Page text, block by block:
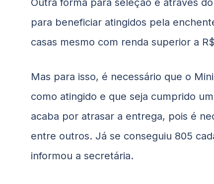
Outra forma para seleção é através
para beneficiar atingidos pela
casas mesmo com renda superior a
Mas para isso, é necessário que o
como atingido e que seja cumprido
acaba por atrasar a entrega, pois é
entre outros. Já se conseguiu 805
informou a secretária.